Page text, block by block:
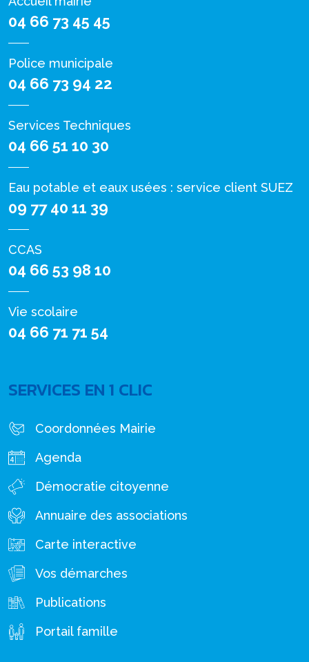
04 66 73 45 45
Police municipale
04 66 73 94 22
Services Techniques
04 66 51 10 30
Eau potable et eaux usées : service client SUEZ
09 77 40 11 39
CCAS
04 66 53 98 10
Vie scolaire
04 66 71 71 54
SERVICES EN 1 CLIC
Coordonnées Mairie
Agenda
Démocratie citoyenne
Annuaire des associations
Carte interactive
Vos démarches
Publications
Portail famille